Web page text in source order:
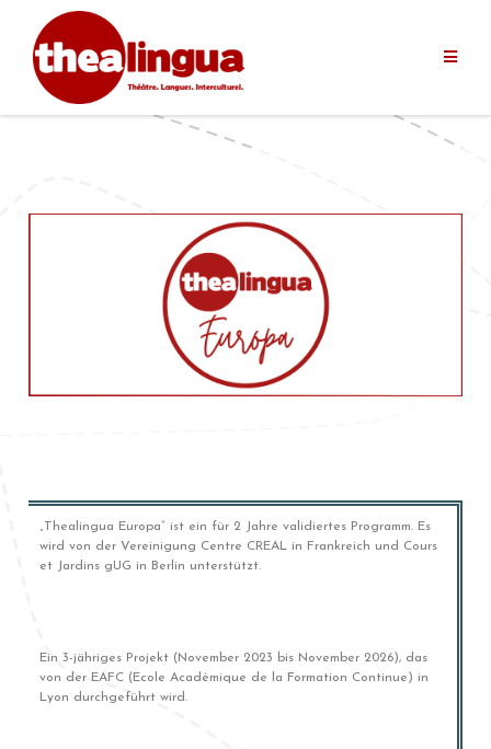
„Thealingua Europa“ ist ein für 2 Jahre validiertes Programm. Es
wird von der Vereinigung Centre CREAL in Frankreich und Cours
et Jardins gUG in Berlin unterstützt.
Ein 3-jähriges Projekt (November 2023 bis November 2026), das
von der EAFC (Ecole Académique de la Formation Continue) in
Lyon durchgeführt wird.